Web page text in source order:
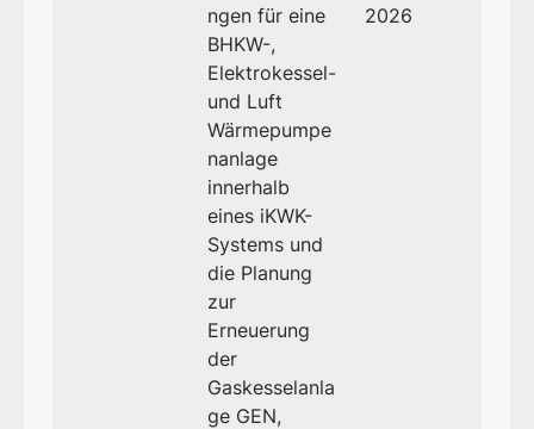
ngen für eine
BHKW-,
Elektrokessel-
und Luft
Wärmepumpe
nanlage
innerhalb
eines iKWK-
Systems und
die Planung
zur
Erneuerung
der
Gaskesselanla
ge GEN,
2026